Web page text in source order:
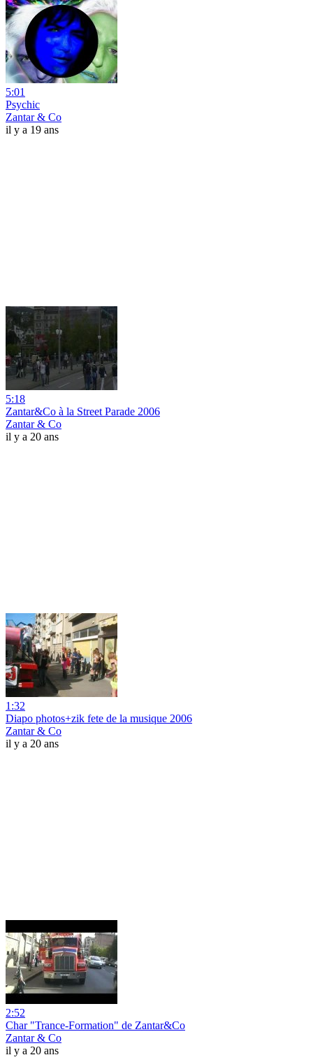
5:01
Psychic
Zantar & Co
il y a 19 ans
5:18
Zantar&Co à la Street Parade 2006
Zantar & Co
il y a 20 ans
1:32
Diapo photos+zik fete de la musique 2006
Zantar & Co
il y a 20 ans
2:52
Char "Trance-Formation" de Zantar&Co
Zantar & Co
il y a 20 ans